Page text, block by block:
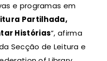
e programas em
Partilhada,
Histórias”, afirma
Secção de Leitura e